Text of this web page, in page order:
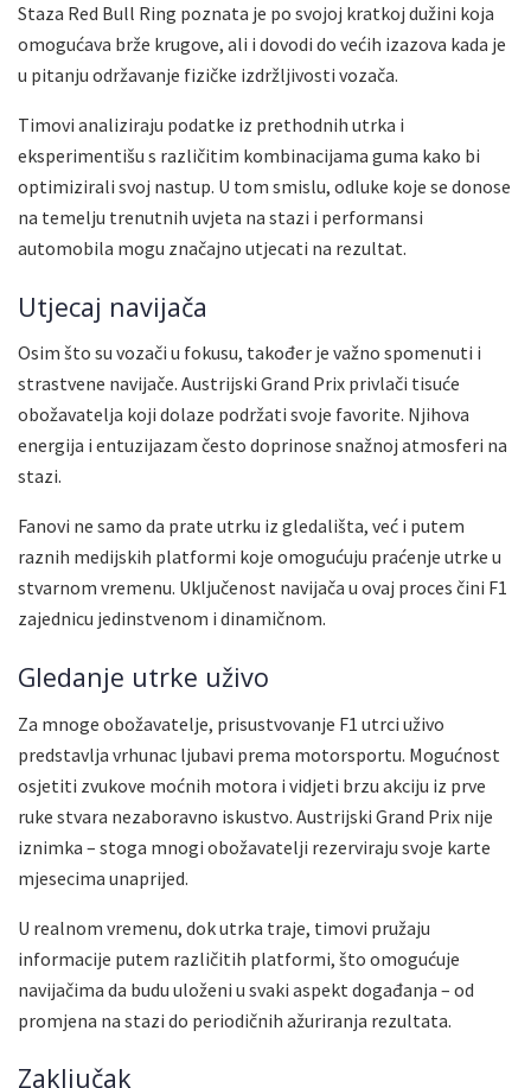
Staza Red Bull Ring poznata je po svojoj kratkoj dužini koja
omogućava brže krugove, ali i dovodi do većih izazova kada je
u pitanju održavanje fizičke izdržljivosti vozača.
Timovi analiziraju podatke iz prethodnih utrka i
eksperimentišu s različitim kombinacijama guma kako bi
optimizirali svoj nastup. U tom smislu, odluke koje se donose
na temelju trenutnih uvjeta na stazi i performansi
automobila mogu značajno utjecati na rezultat.
Utjecaj navijača
Osim što su vozači u fokusu, također je važno spomenuti i
strastvene navijače. Austrijski Grand Prix privlači tisuće
obožavatelja koji dolaze podržati svoje favorite. Njihova
energija i entuzijazam često doprinose snažnoj atmosferi na
stazi.
Fanovi ne samo da prate utrku iz gledališta, već i putem
raznih medijskih platformi koje omogućuju praćenje utrke u
stvarnom vremenu. Uključenost navijača u ovaj proces čini F1
zajednicu jedinstvenom i dinamičnom.
Gledanje utrke uživo
Za mnoge obožavatelje, prisustvovanje F1 utrci uživo
predstavlja vrhunac ljubavi prema motorsportu. Mogućnost
osjetiti zvukove moćnih motora i vidjeti brzu akciju iz prve
ruke stvara nezaboravno iskustvo. Austrijski Grand Prix nije
iznimka – stoga mnogi obožavatelji rezerviraju svoje karte
mjesecima unaprijed.
U realnom vremenu, dok utrka traje, timovi pružaju
informacije putem različitih platformi, što omogućuje
navijačima da budu uloženi u svaki aspekt događanja – od
promjena na stazi do periodičnih ažuriranja rezultata.
Zaključak